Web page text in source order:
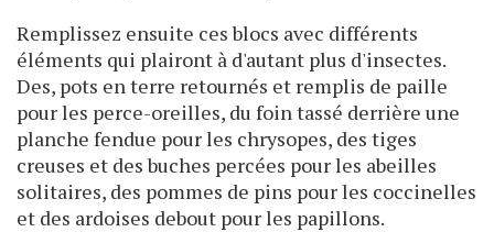
Remplissez ensuite ces blocs avec différents
éléments qui plairont à d'autant plus d'insectes.
Des, pots en terre retournés et remplis de paille
pour les perce-oreilles, du foin tassé derrière une
planche fendue pour les chrysopes, des tiges
creuses et des buches percées pour les abeilles
solitaires, des pommes de pins pour les coccinelles
et des ardoises debout pour les papillons.